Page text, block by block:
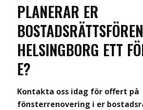
PLANERAR ER
HELSINGBORG ETT
E?
Kontakta oss idag för offert på
fönsterrenovering i er